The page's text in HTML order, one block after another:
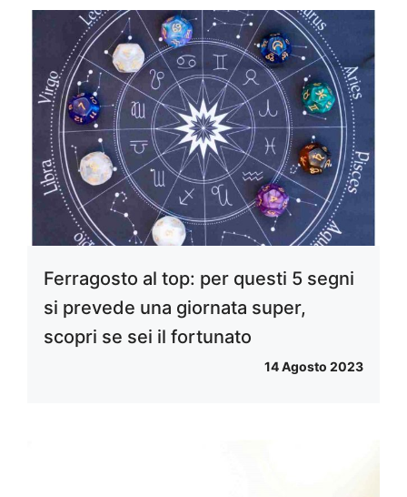
Ferragosto al top: per questi 5 segni
si prevede una giornata super,
scopri se sei il fortunato
14 Agosto 2023